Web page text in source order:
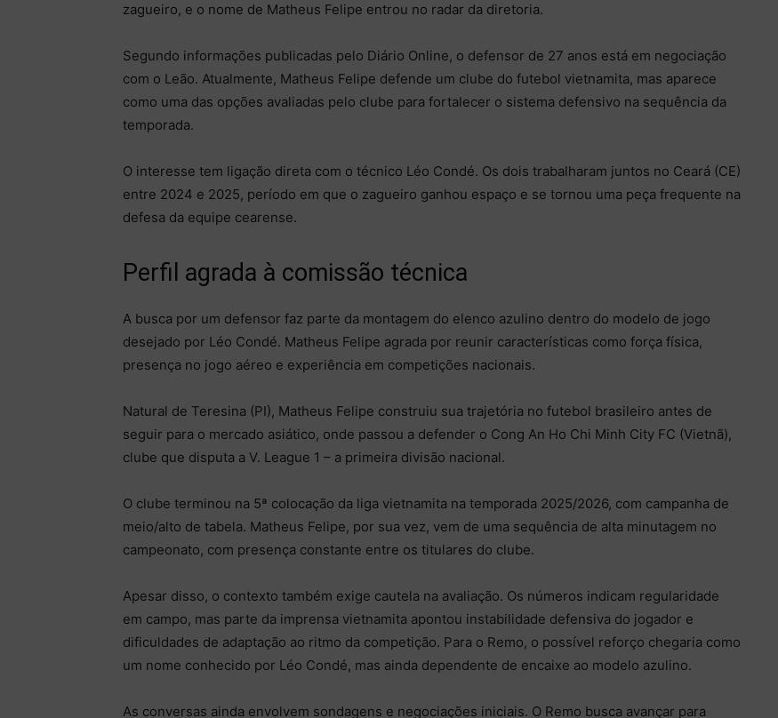
zagueiro, e o nome de Matheus Felipe entrou no radar da diretoria.
Segundo informações publicadas pelo Diário Online, o defensor de 27 anos está em negociação
com o Leão. Atualmente, Matheus Felipe defende um clube do futebol vietnamita, mas aparece
como uma das opções avaliadas pelo clube para fortalecer o sistema defensivo na sequência da
temporada.
O interesse tem ligação direta com o técnico Léo Condé. Os dois trabalharam juntos no Ceará (CE)
entre 2024 e 2025, período em que o zagueiro ganhou espaço e se tornou uma peça frequente na
defesa da equipe cearense.
Perfil agrada à comissão técnica
A busca por um defensor faz parte da montagem do elenco azulino dentro do modelo de jogo
desejado por Léo Condé. Matheus Felipe agrada por reunir características como força física,
presença no jogo aéreo e experiência em competições nacionais.
Natural de Teresina (PI), Matheus Felipe construiu sua trajetória no futebol brasileiro antes de
seguir para o mercado asiático, onde passou a defender o Cong An Ho Chi Minh City FC (Vietnã),
clube que disputa a V. League 1 – a primeira divisão nacional.
O clube terminou na 5ª colocação da liga vietnamita na temporada 2025/2026, com campanha de
meio/alto de tabela. Matheus Felipe, por sua vez, vem de uma sequência de alta minutagem no
campeonato, com presença constante entre os titulares do clube.
Apesar disso, o contexto também exige cautela na avaliação. Os números indicam regularidade
em campo, mas parte da imprensa vietnamita apontou instabilidade defensiva do jogador e
dificuldades de adaptação ao ritmo da competição. Para o Remo, o possível reforço chegaria como
um nome conhecido por Léo Condé, mas ainda dependente de encaixe ao modelo azulino.
As conversas ainda envolvem sondagens e negociações iniciais. O Remo busca avançar para